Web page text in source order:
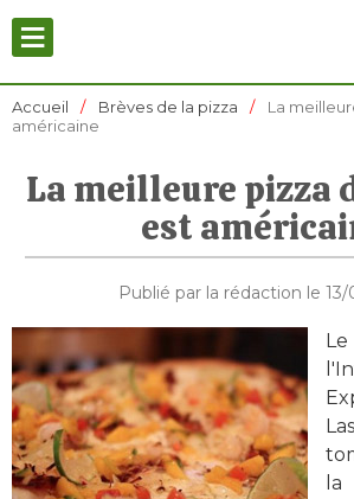
≡
Accueil Brèves de la pizza
La
américaine
La meilleure pizza
est
Publié par la rédaction le 13/